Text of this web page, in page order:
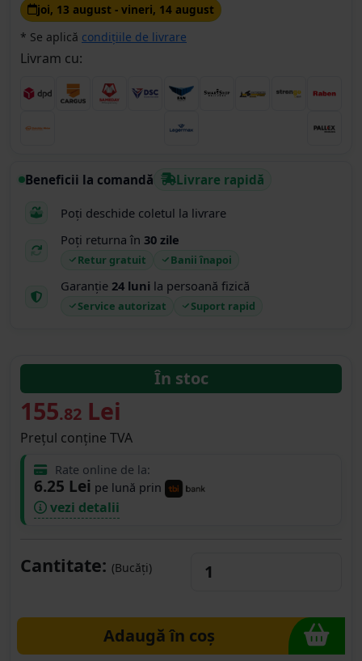
joi, 13 august - vineri, 14 august
* Se aplică condițiile de livrare
Livram cu:
Beneficii la comandă Livrare rapidă
Poți deschide coletul la livrare
Poți returna în 30 zile
Retur gratuit Banii înapoi
Garanție 24 luni la persoană fizică
Service autorizat Suport rapid
În stoc
155.82 Lei
Prețul conține TVA
Rate online de la:
6.25 Lei pe lună prin
vezi detalii
Cantitate: (Bucăți)
Adaugă în coș